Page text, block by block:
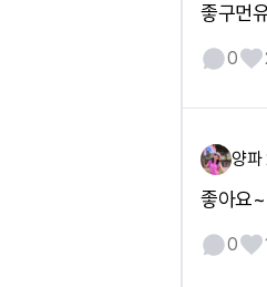
좋구먼
0
양
좋아요
0